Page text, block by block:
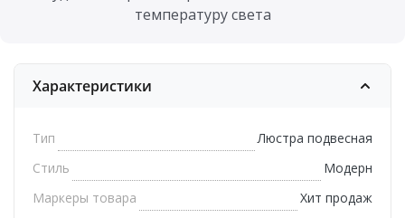
температуру света
Характеристики
Тип
Люстра подвесная
Стиль
Модерн
Маркеры товара
Хит продаж